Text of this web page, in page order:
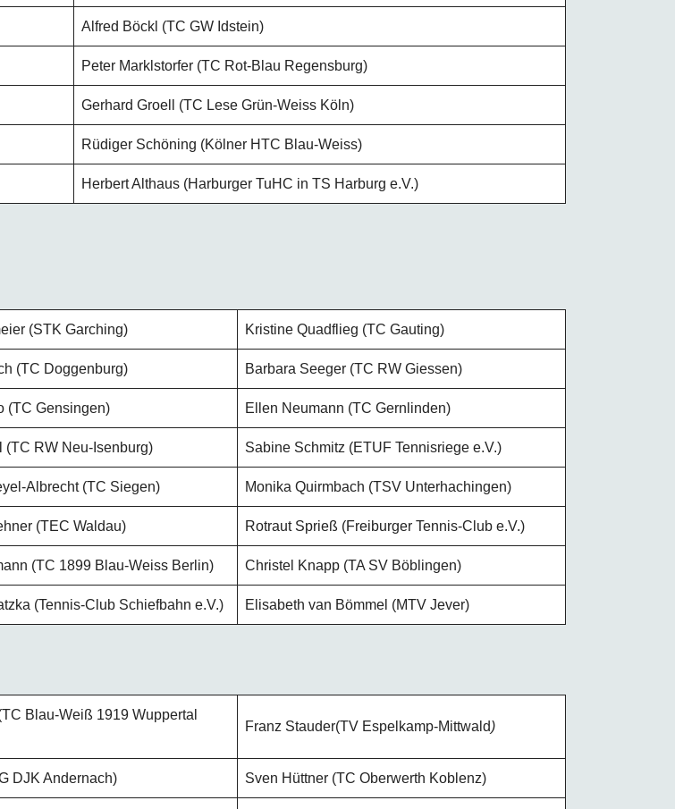
Alfred Böckl (TC GW Idstein)
Peter Marklstorfer (TC Rot-Blau Regensburg)
Gerhard Groell (TC Lese Grün-Weiss Köln)
Rüdiger Schöning (Kölner HTC Blau-Weiss)
Herbert Althaus (Harburger TuHC in TS Harburg e.V.)
(STK Garching) Kristine Quadflieg (TC Gauting)
(TC Doggenburg) Barbara Seeger (TC RW Giessen)
(TC Gensingen) Ellen Neumann (TC Gernlinden)
(TC RW Neu-Isenburg) Sabine Schmitz (ETUF Tennisriege e.V.)
Albrecht (TC Siegen) Monika Quirmbach (TSV Unterhachingen)
(TEC Waldau) Rotraut Sprieß (Freiburger Tennis-Club e.V.)
(TC 1899 Blau-Weiss Berlin) Christel Knapp (TA SV Böblingen)
(Tennis-Club Schiefbahn e.V.) Elisabeth van Bömmel (MTV Jever)
Blau-Weiß 1919 Wuppertal
Franz Stauder(TV Espelkamp-Mittwald)
DJK Andernach) Sven Hüttner (TC Oberwerth Koblenz)